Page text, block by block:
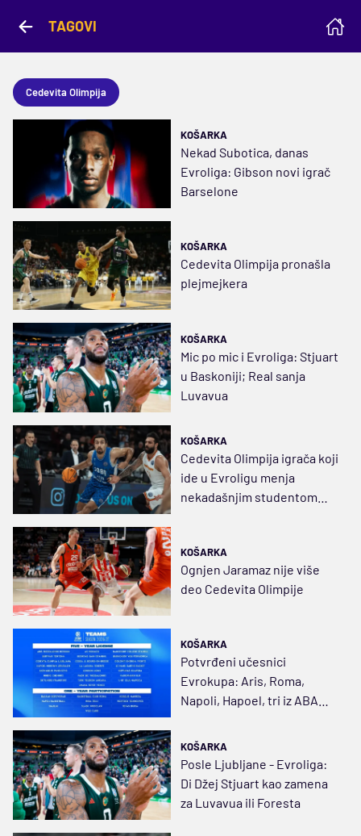
TAGOVI
Cedevita Olimpija
KOŠARKA
Nekad Subotica, danas
Evroliga: Gibson novi igrač
Barselone
KOŠARKA
Cedevita Olimpija pronašla
plejmejkera
KOŠARKA
Mic po mic i Evroliga: Stjuart
u Baskoniji; Real sanja
Luvavua
KOŠARKA
Cedevita Olimpija igrača koji
ide u Evroligu menja
nekadašnjim studentom
KOŠARKA
Ognjen Jaramaz nije više
deo Cedevita Olimpije
KOŠARKA
Potvrđeni učesnici
Evrokupa: Aris, Roma,
Napoli, Hapoel, tri iz ABA
Bešiktaš
KOŠARKA
Posle Ljubljane - Evroliga:
Di Džej Stjuart kao zamena
za Luvavua ili Foresta